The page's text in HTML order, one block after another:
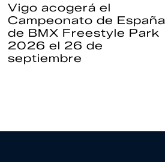
Vigo acogerá el
Campeonato de España
de BMX Freestyle Park
2026 el 26 de
septiembre